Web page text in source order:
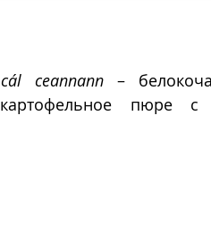
cál ceannann –
пюре с